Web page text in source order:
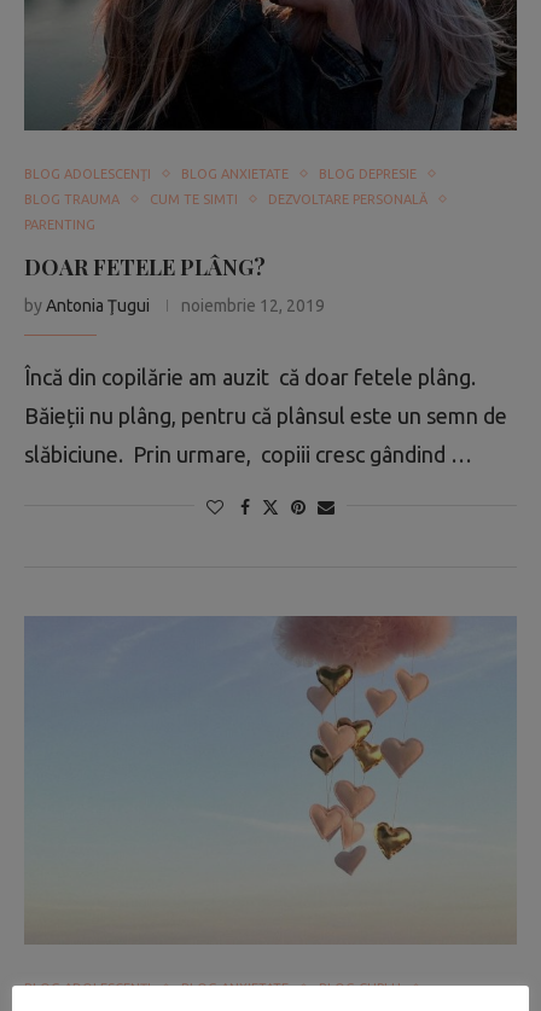
BLOG ADOLESCENŢI BLOG ANXIETATE
BLOG DEPRESIE
BLOG TRAUMA
CUM TE SIMTI
DEZVOLTARE PERSONALĂ
PARENTING
DOAR FETELE PLÂNG?
byAntonia Ţugui noiembrie 12, 2019
Încă din copilărie am auzit că doar fetele plâng.
Băieții nu plâng, pentru că plânsul este un semn de
slăbiciune. Prin urmare, copiii cresc gândind …
BLOG ADOLESCENŢI BLOG ANXIETATE
BLOG CUPLU